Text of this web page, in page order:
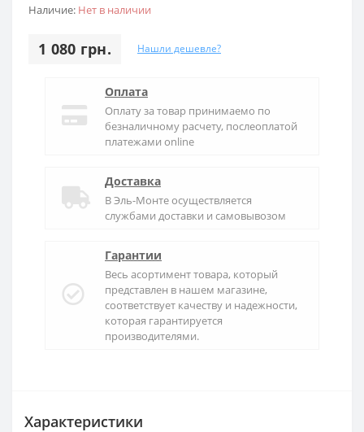
Наличие: Нет в наличии
1 080 грн. Нашли дешевле?
Оплата
Оплату за товар принимаемо по
безналичному расчету, послеоплатой
платежами online
Доставка
ВЭль-Монтеосуществляется
службами доставки и самовывозом
Гарантии
Весь асортимент товара, который
представлен в нашем магазине,
соответствует качеству и надежности,
которая гарантируется
производителями.
Характеристики